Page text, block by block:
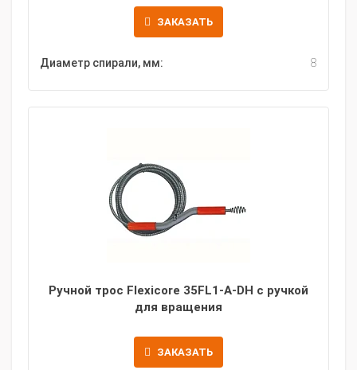
ЗАКАЗАТЬ
Диаметр спирали, мм: 8
Ручной трос Flexicore 35FL1-A-DH с ручкой
для вращения
ЗАКАЗАТЬ